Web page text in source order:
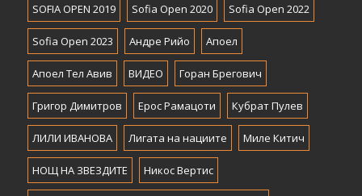
SOFIA OPEN 2019 Sofia Open 2020 Sofia Open 2022
Sofia Open 2023 Андре Рийо Апоел
Апоел Тел Авив ВИДЕО Горан Брегович
Григор Димитров Ерос Рамацоти Кубрат Пулев
ЛИЛИ ИВАНОВА Лигата на нациите Миле Китич
НОЩ НА ЗВЕЗДИТЕ Никос Вертис